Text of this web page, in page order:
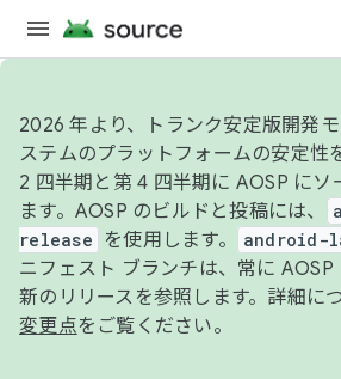
2026 年より、トランク安定版開発
ステムのプラットフォームの安定性
2 四半期と第 4 四半期に AOSP にソ
ます。AOSP のビルドと投稿には、
release
を使用します。 android-
ニフェスト ブランチは、常に
新のリリースを参照します。詳細に
変更点をご覧ください。